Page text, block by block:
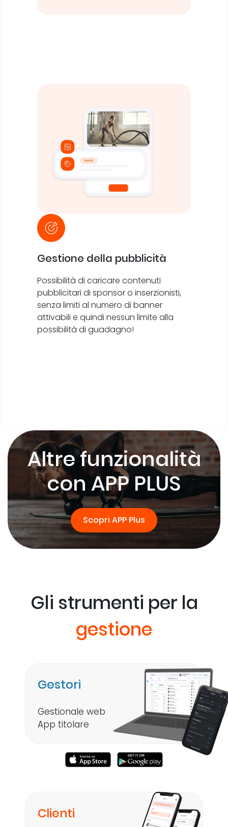
Gestione della pubblicità
Possibilità di caricare contenuti
pubblicitari di sponsor o inserzionisti,
senza limiti al numero di banner
attivabili e quindi nessun limite alla
possibilità di guadagno!
Altre funzionalità
con APP PLUS
Scopri APP Plus
Gli strumenti per la
gestione
Gestori
Gestionale web
App titolare
Clienti